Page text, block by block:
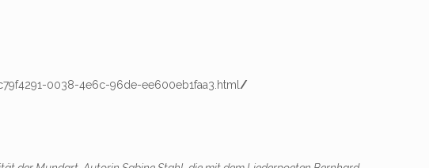
0038-4e6c-96de-ee600eb1faa3.html /